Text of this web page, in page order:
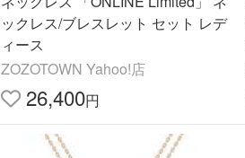
ックレス/ブレスレット セット レデ
ィース
ZOZOTOWN Yahoo!店
26,400円